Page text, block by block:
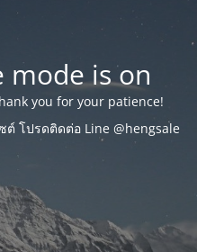
mode is on
you for your patience!
โปรดติดต่อ Line @hengsale